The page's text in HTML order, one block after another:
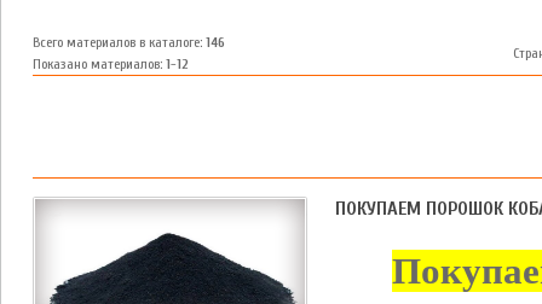
Всего материалов в каталоге: 146
Показано материалов: 1-12
ПОКУПАЕМ ПОРОШОК